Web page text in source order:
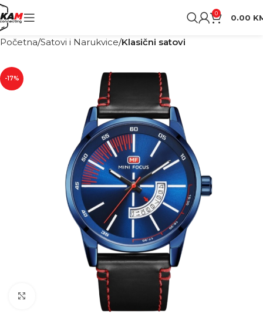
0 0.00
Početna Satovi i Narukvice Klasični satovi
-17%
Kliknite za povećanje